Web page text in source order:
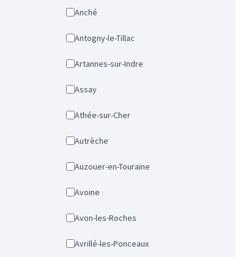
Anché
Antogny-le-Tillac
Artannes-sur-Indre
Assay
Athée-sur-Cher
Autrèche
Auzouer-en-Touraine
Avoine
Avon-les-Roches
Avrillé-les-Ponceaux